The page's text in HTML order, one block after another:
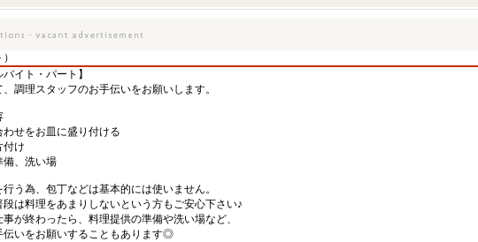
イト・パート】
調理スタッフのお手伝いをお願いします。
わせをお皿に盛り付ける
付け
備、洗い場
う為、包丁などは基本的には使いません。
は料理をあまりしないという方もご安心下さい♪
が終わったら、料理提供の準備や洗い場など、
伝いをお願いすることもあります◎